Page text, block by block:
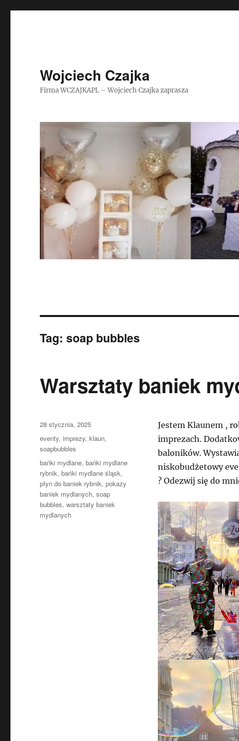
Wojciech Czajka
Firma WCZAJKAPL – Wojciech Czajka zaprasza
Tag:soap bubbles
Warsztaty baniek
Jestem Klaunem ,
imprezach.
baloników.
niskobudżetowy
? Odezwij się do
Data
publikacji
28 stycznia, 2025
Kategorie
eventy,imprezy,klaun,
soapbubbles
Tagi
bańki mydlane,bańki mydlane
rybnik,bańki mydlane śląsk,
płyn do baniek rybnik,pokazy
baniek mydlanych,soap
bubbles,warsztaty baniek
mydlanych